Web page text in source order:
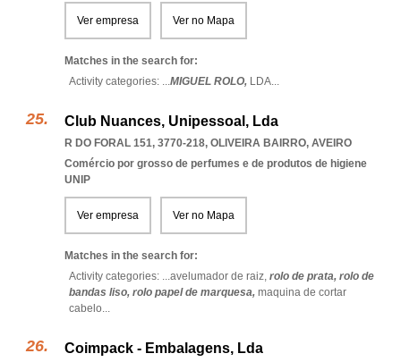
Ver empresa Ver no Mapa
Matches in the search for:
Activity categories: ...MIGUEL ROLO, LDA...
Club Nuances, Unipessoal, Lda
R DO FORAL 151, 3770-218, OLIVEIRA BAIRRO, AVEIRO
Comércio por grosso de perfumes e de produtos de higiene
UNIP
Ver empresa Ver no Mapa
Matches in the search for:
Activity categories: ...avelumador de raiz, rolo de prata, rolo de
bandas liso, rolo papel de marquesa, maquina de cortar
cabelo...
Coimpack - Embalagens, Lda